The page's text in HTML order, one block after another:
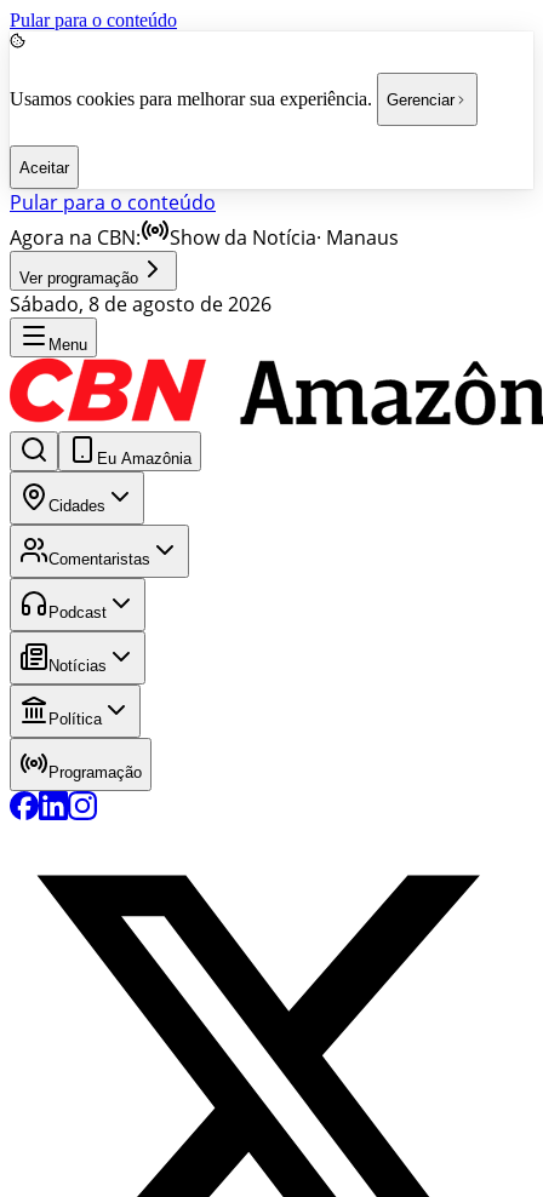
Pular para o conteúdo
Usamos cookies para melhorar sua experiência. Gerenciar
Aceitar
Pular para o conteúdo
Agora na CBN:
Show da Notícia· Manaus
Ver programação
Sábado, 8 de agosto de 2026
Menu
Eu Amazônia
Cidades
Comentaristas
Podcast
Notícias
Política
Programação